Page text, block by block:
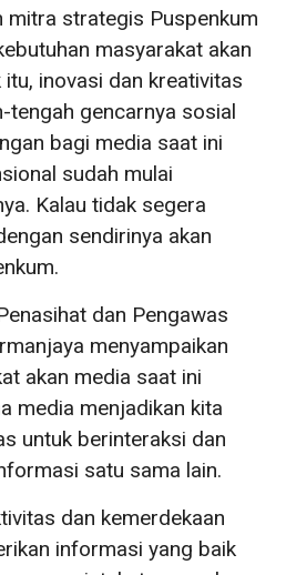
mitra strategis Puspenkum
masyarakat akan
inovasi dan kreativitas
tengah gencarnya sosial
bagi media saat ini
sudah mulai
Kalau tidak segera
sendirinya akan
dan Pengawas
menyampaikan
akan media saat ini
media menjadikan kita
untuk berinteraksi dan
satu sama lain.
dan kemerdekaan
informasi yang baik